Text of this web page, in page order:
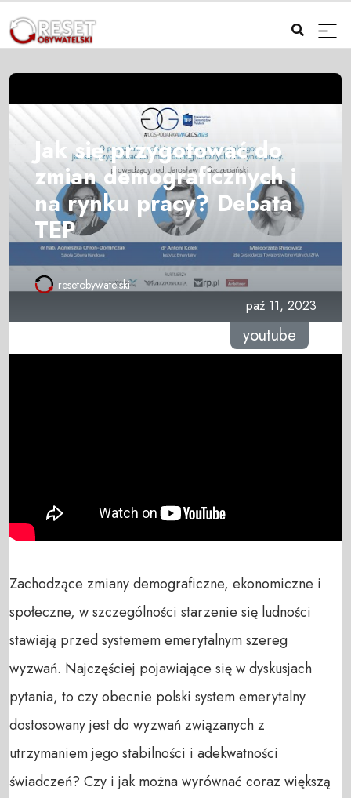
Jak się przygotować do
zmian demograficznych i
na rynku pracy? Debata
TEP
resetobywatelski
paź 11, 2023
youtube
Zachodzące zmiany demograficzne, ekonomiczne i
społeczne, w szczególności starzenie się ludności
stawiają przed systemem emerytalnym szereg
wyzwań. Najczęściej pojawiające się w dyskusjach
pytania, to czy obecnie polski system emerytalny
dostosowany jest do wyzwań związanych z
utrzymaniem jego stabilności i adekwatności
świadczeń? Czy i jak można wyrównać coraz większą